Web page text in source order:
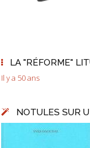
LA "RÉFORME"
Il y a 50 ans
NOTULES SUR